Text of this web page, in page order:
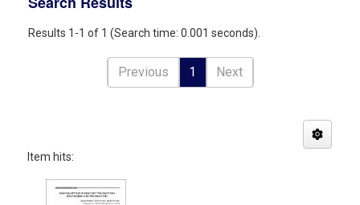
Results 1-1 of 1 (Search time: 0.001 seconds).
Previous 1 Next
Item hits: